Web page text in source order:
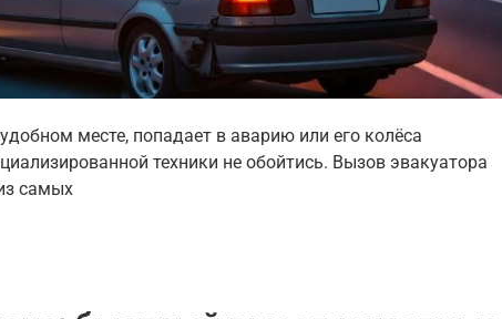
месте, попадает в аварию или его колёса
техники не обойтись. Вызов эвакуатора
самых